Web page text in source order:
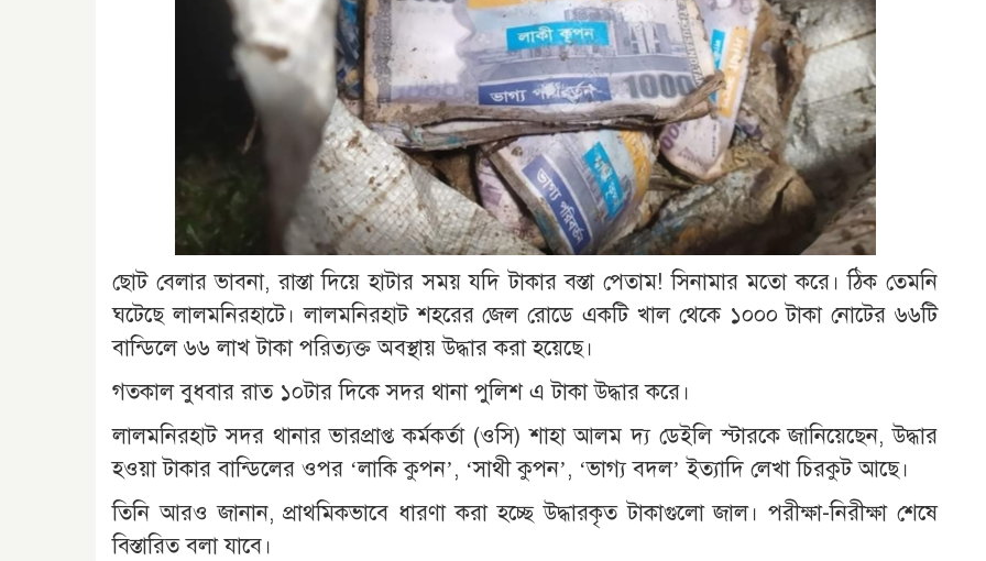
ছোট বেলার ভাবনা, রাস্তা দিয়ে হাটার সময় যদি টাকার বস্তা পেতাম! সিনামার মতো করে। ঠিক তেমনি
ঘটেছে লালমনিরহাটে। লালমনিরহাট শহরের জেল রোডে একটি খাল থেকে ১০০০ টাকা নোটের ৬৬টি
বান্ডিলে ৬৬ লাখ টাকা পরিত্যক্ত অবস্থায় উদ্ধার করা হয়েছে।
গতকাল বুধবার রাত ১০টার দিকে সদর থানা পুলিশ এ টাকা উদ্ধার করে।
লালমনিরহাট সদর থানার ভারপ্রাপ্ত কর্মকর্তা (ওসি) শাহা আলম দ্য ডেইলি স্টারকে জানিয়েছেন, উদ্ধার
হওয়া টাকার বান্ডিলের ওপর ‘লাকি কুপন’, ‘সাথী কুপন’, ‘ভাগ্য বদল’ ইত্যাদি লেখা চিরকুট আছে।
তিনি আরও জানান, প্রাথমিকভাবে ধারণা করা হচ্ছে উদ্ধারকৃত টাকাগুলো জাল। পরীক্ষা-নিরীক্ষা শেষে
বিস্তারিত বলা যাবে।